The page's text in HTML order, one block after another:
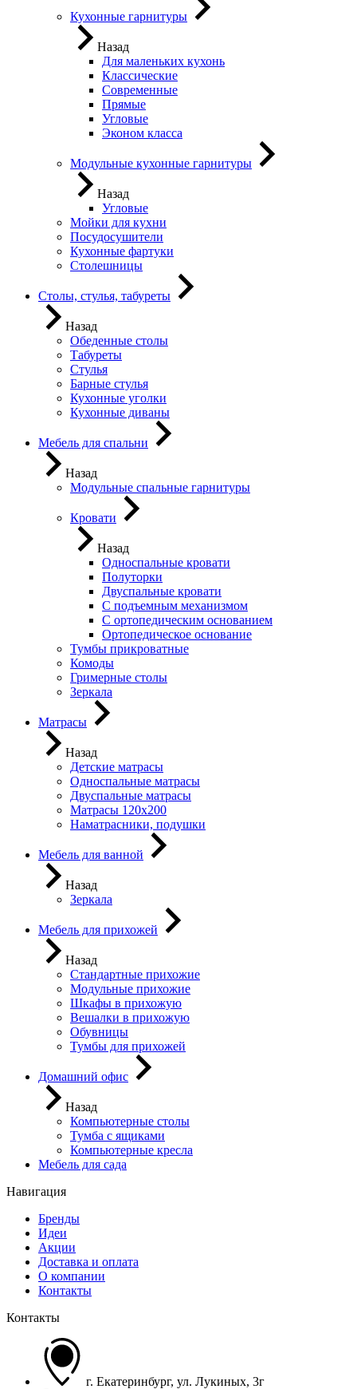
Кухонные гарнитуры
Назад
Для маленьких кухонь
Классические
Современные
Прямые
Угловые
Эконом класса
Модульные кухонные гарнитуры
Назад
Угловые
Мойки для кухни
Посудосушители
Кухонные фартуки
Столешницы
Столы, стулья, табуреты
Назад
Обеденные столы
Табуреты
Стулья
Барные стулья
Кухонные уголки
Кухонные диваны
Мебель для спальни
Назад
Модульные спальные гарнитуры
Кровати
Назад
Односпальные кровати
Полуторки
Двуспальные кровати
С подъемным механизмом
С ортопедическим основанием
Ортопедическое основание
Тумбы прикроватные
Комоды
Гримерные столы
Зеркала
Матрасы
Назад
Детские матрасы
Односпальные матрасы
Двуспальные матрасы
Матрасы 120х200
Наматрасники, подушки
Мебель для ванной
Назад
Зеркала
Мебель для прихожей
Назад
Стандартные прихожие
Модульные прихожие
Шкафы в прихожую
Вешалки в прихожую
Обувницы
Тумбы для прихожей
Домашний офис
Назад
Компьютерные столы
Тумба с ящиками
Компьютерные кресла
Мебель для сада
Навигация
Бренды
Идеи
Акции
Доставка и оплата
О компании
Контакты
Контакты
г. Екатеринбург, ул. Лукиных, 3г